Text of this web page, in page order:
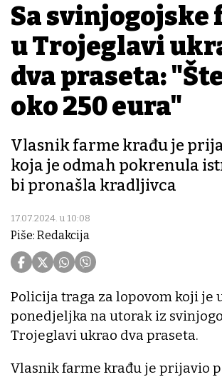
Sa svinjogojske
u Trojeglavi
dva praseta:
oko 250 eura"
Vlasnik farme krađu je
koja je odmah pokrenula
bi pronašla kradljivca
17.07.2024. u 10:08
Piše: Redakcija
Policija traga za lopovom koji je
ponedjeljka na utorak iz
Trojeglavi ukrao dva praseta.
Vlasnik farme krađu je prijavio